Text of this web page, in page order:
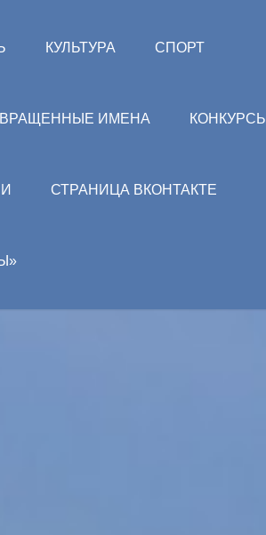
КУЛЬТУРА СПОРТ
ИМЕНА КОНКУРСЫ
СТРАНИЦА ВКОНТАКТЕ